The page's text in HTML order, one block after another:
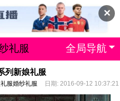
✕
全局导航
礼服
列新娘礼服
服婚纱礼服 日期: 2016-09-12 10:37:21